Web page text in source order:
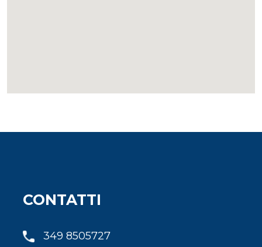
CONTATTI
349 8505727